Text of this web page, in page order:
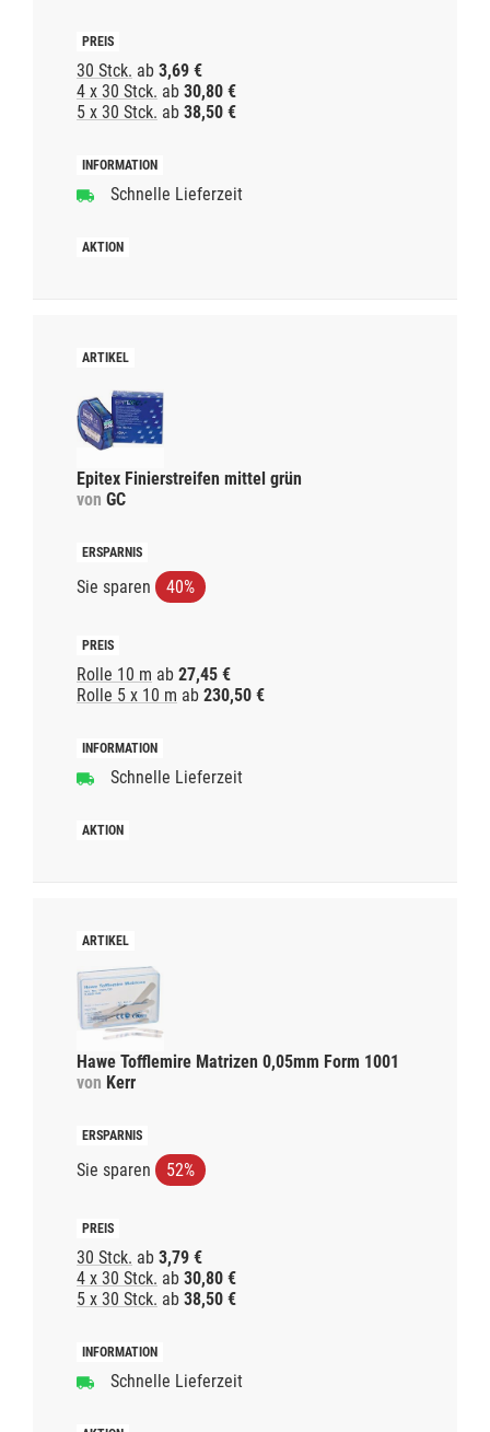
30 Stck. ab 3,69 €
4 x 30 Stck. ab 30,80 €
5 x 30 Stck. ab 38,50 €
Schnelle Lieferzeit
Epitex Finierstreifen mittel grün
von GC
Sie sparen 40%
Rolle 10 m ab 27,45 €
Rolle 5 x 10 m ab 230,50 €
Schnelle Lieferzeit
Hawe Tofflemire Matrizen 0,05mm Form 1001
von Kerr
Sie sparen 52%
30 Stck. ab 3,79 €
4 x 30 Stck. ab 30,80 €
5 x 30 Stck. ab 38,50 €
Schnelle Lieferzeit